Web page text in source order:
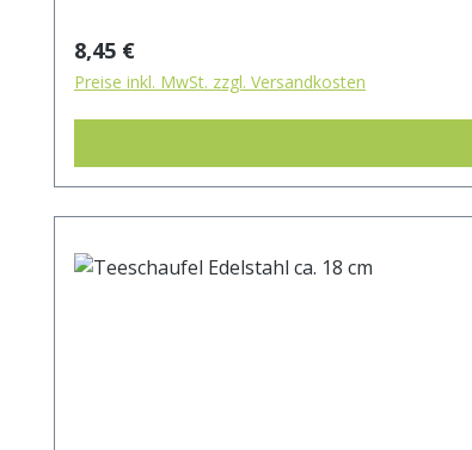
Regulärer Preis:
8,45 €
Preise inkl. MwSt. zzgl. Versandkosten